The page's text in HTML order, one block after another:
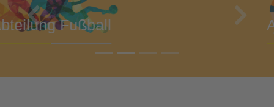
Abteilung Turnen
Previous Next